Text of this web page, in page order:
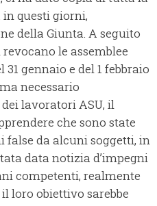
questi giorni,
della Giunta. A seguito
le assemblee
gennaio e del 1 febbraio
necessario
lavoratori ASU, il
che sono state
false da alcuni soggetti, in
data notizia d’impegni
competenti, realmente
loro obiettivo sarebbe